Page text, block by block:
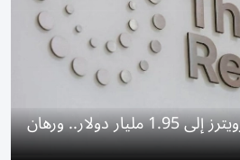
نمو إيرادات تومسون رويترز إلى 1.95 مليار دولار.. ورهان